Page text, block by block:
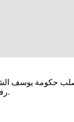
اليوم الأحد 07 جوان
رفع التجميد عن أموال مروان المبروك من طرف مجلس الاتحاد الأوروبي.